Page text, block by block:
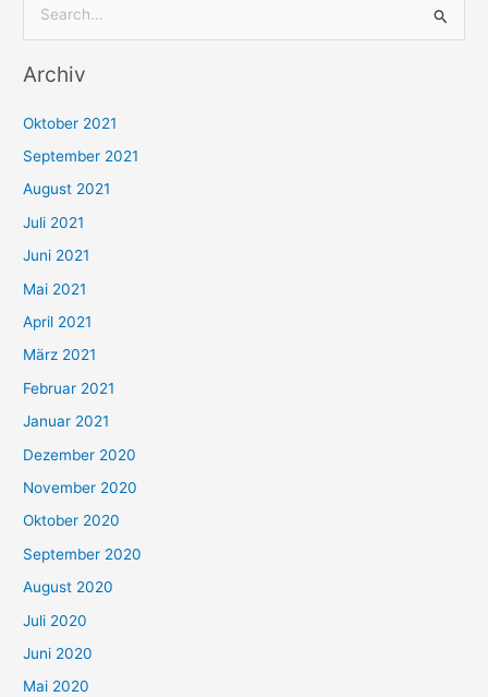
c
n
n
a
c
h
:
Archiv
Oktober 2021
September 2021
August 2021
Juli 2021
Juni 2021
Mai 2021
April 2021
März 2021
Februar 2021
Januar 2021
Dezember 2020
November 2020
Oktober 2020
September 2020
August 2020
Juli 2020
Juni 2020
Mai 2020